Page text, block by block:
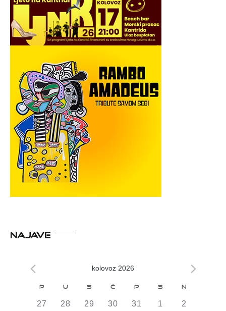
NAJAVE
kolovoz 2026
Kalendar
od
P U S Č P S N
0
27
0
28
0
29
0
30
0
31
0
1
0
2